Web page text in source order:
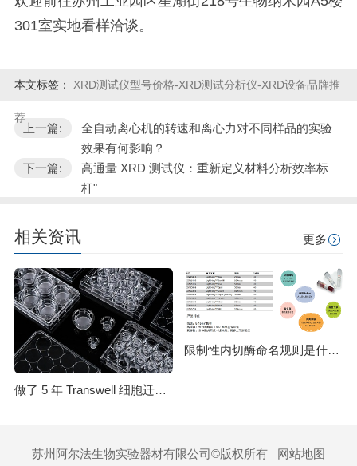
301室实地看样洽谈。
本文标签： XRD测试仪型号价格-XRD测试分析仪-XRD设备品牌推
荐
上一篇:
全自动离心机的转速和离心力对不同样品的实验
效果有何影响？
下一篇:
高通量 XRD 测试仪：重新定义材料分析效率标
杆"
相关资讯 更多
做了 5 年 Transwell 细胞迁移实验，从踩坑到稳出数据，这份详细操作和避坑指南请收好
限制性内切酶命名规则是什么？HindⅢ、EcoRI 等酶名的构成逻辑
苏州阿尔法生物实验器材有限公司©版权所有 网站地图